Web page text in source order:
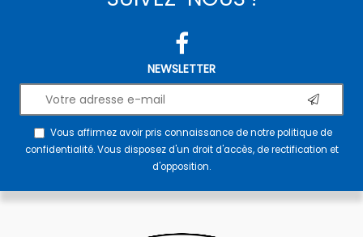
NEWSLETTER
Vous affirmez avoir pris connaissance de notrepolitique de
confidentialité. Vous disposez d'un droit d'accès, de rectification et
d'opposition.